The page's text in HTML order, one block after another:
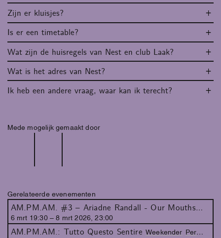
Zijn er kluisjes?
Is er een timetable?
Wat zijn de huisregels van Nest en club Laak?
Wat is het adres van Nest?
Ik heb een andere vraag, waar kan ik terecht?
Mede mogelijk gemaakt door
Gerelateerde evenementen
AM.PM.AM. #3 – Ariadne Randall - Our Mouths Are Spring
6 mrt 19:30– 8 mrt 2026 ,23 :00
AM.PM.AM.: Tutto Questo Sentire Weekender Performance